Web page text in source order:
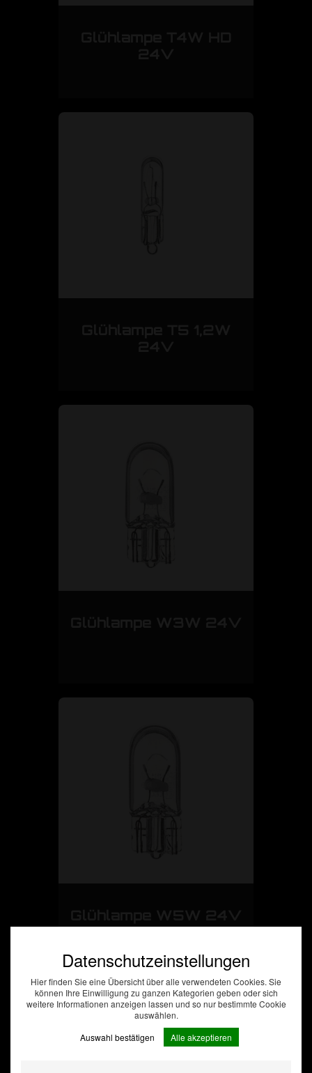
Datenschutzeinstellungen
Hier finden Sie eine Übersicht über alle verwendeten Cookies. Sie
können Ihre Einwilligung zu ganzen Kategorien geben oder sich
weitere Informationen anzeigen lassen und so nur bestimmte Cookie
auswählen.
Auswahl bestätigen
Alle akzeptieren